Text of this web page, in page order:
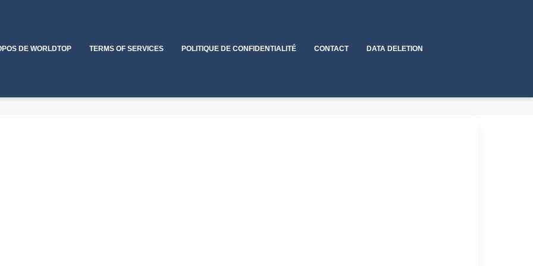
DE WORLDTOP TERMS OF SERVICES POLITIQUE DE CONFIDENTIALITÉ CONTACT DATA DELETION